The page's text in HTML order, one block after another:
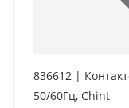
836612 |
50/60Гц, Chint